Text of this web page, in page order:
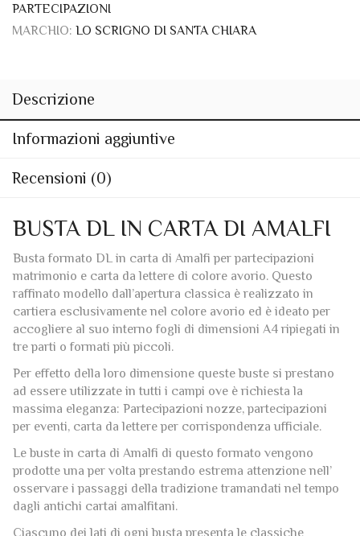
Informazioni aggiuntive
Recensioni (0)
BUSTA DL IN CARTA DI AMALFI
Busta formato DL in carta di Amalfi per partecipazioni
matrimonio e carta da lettere di colore avorio. Questo
raffinato modello dall’apertura classica è realizzato in
cartiera esclusivamente nel colore avorio ed è ideato per
accogliere al suo interno fogli di dimensioni A4 ripiegati in
tre parti o formati più piccoli.
Per effetto della loro dimensione queste buste si prestano
ad essere utilizzate in tutti i campi ove è richiesta la
massima eleganza: Partecipazioni nozze, partecipazioni
per eventi, carta da lettere per corrispondenza ufficiale.
Le buste in carta di Amalfi di questo formato vengono
prodotte una per volta prestando estrema attenzione nell’
osservare i passaggi della tradizione tramandati nel tempo
dagli antichi cartai amalfitani.
Ciascuno dei lati di ogni busta presenta le classiche
sfrangiature, compresa la pattina di chiusura la quale è
precollata. Questo è uno dei pochi modelli sul quale non